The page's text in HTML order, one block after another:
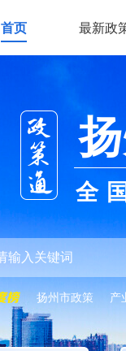
首页 最新政
全
扬州市政策 产